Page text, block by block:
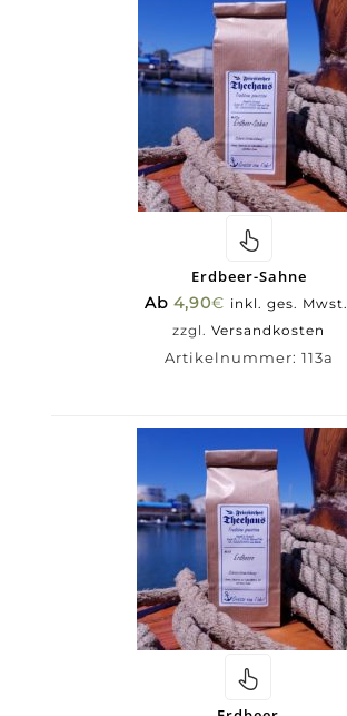
Erdbeer-Sahne
Ab 4,90€ inkl. ges. Mwst.
zzgl.Versandkosten
Artikelnummer: 113a